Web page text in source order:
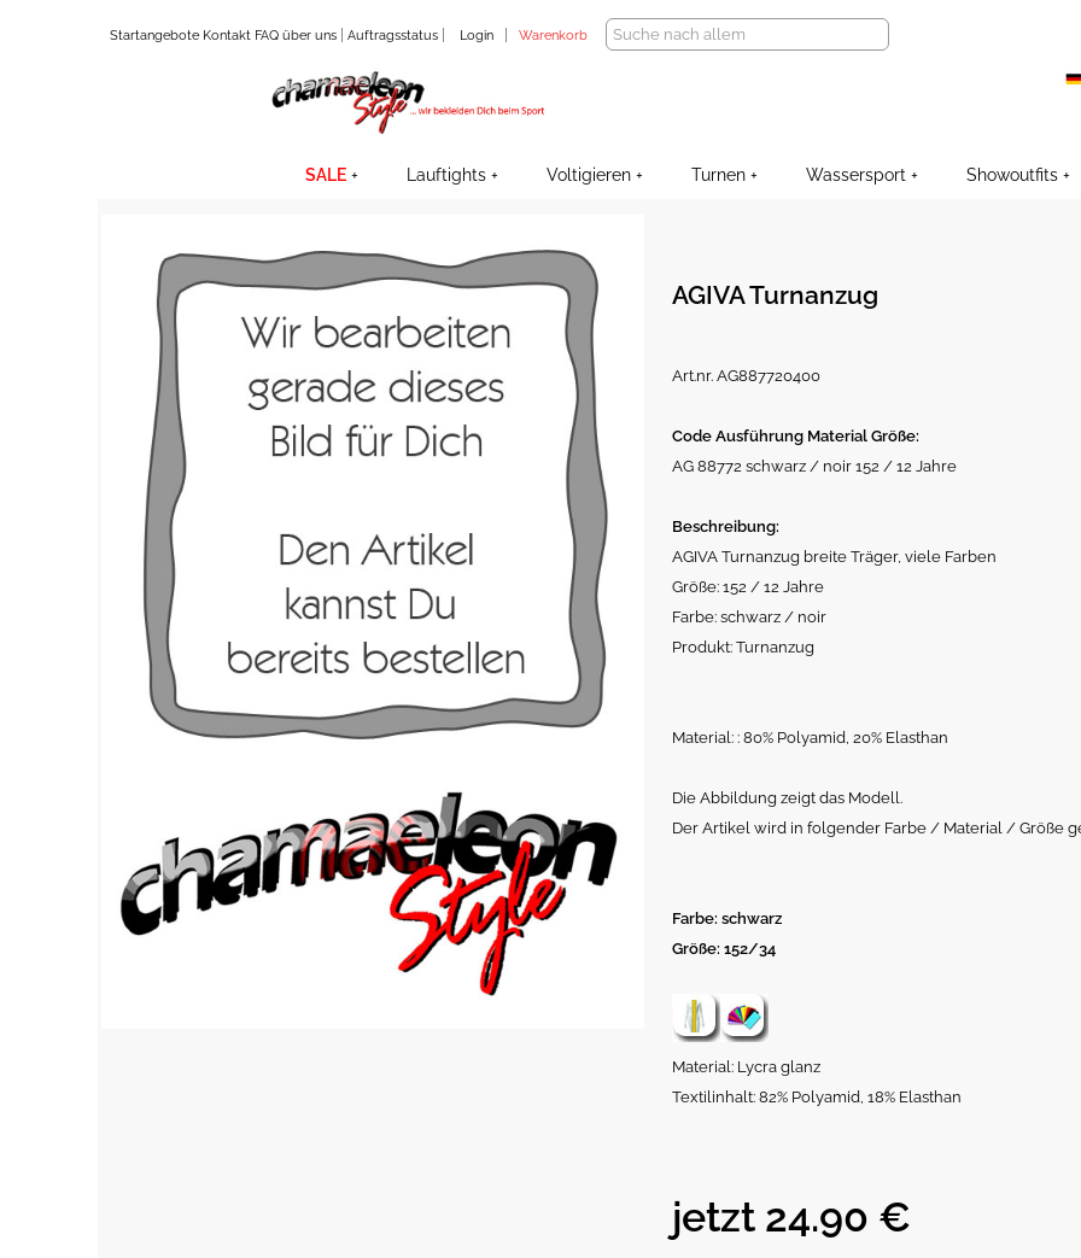
StartangeboteKontaktFAQüber uns Auftragsstatus Login Warenkorb
SALE Lauftights Voltigieren Turnen Wassersport Showoutfits
AGIVA Turnanzug
Art.nr. AG887720400
Code Ausführung Material Größe:
AG 88772 schwarz / noir 152 / 12 Jahre
Beschreibung:
AGIVA Turnanzug breite Träger, viele Farben
Größe: 152 / 12 Jahre
Farbe: schwarz / noir
Produkt: Turnanzug
Material: : 80% Polyamid, 20% Elasthan
Die Abbildung zeigt das Modell.
Der Artikel wird in folgender Farbe / Material / Größe
Farbe: schwarz
Größe: 152/34
Material: Lycra glanz
Textilinhalt: 82% Polyamid, 18% Elasthan
jetzt 24.90 €